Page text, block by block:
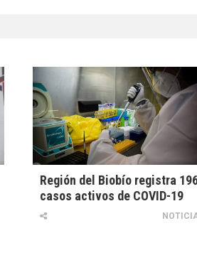
Región del Biobío registra
casos activos de COVID-19